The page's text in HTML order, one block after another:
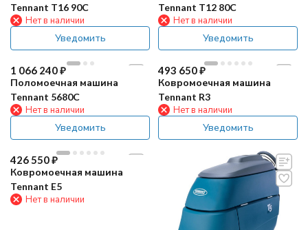
Tennant T16 90C
Нет в наличии
Уведомить
Tennant T12 80C
Нет в наличии
Уведомить
1 066 240₽
Поломоечная машина
Tennant 5680C
Нет в наличии
Уведомить
493 650₽
Ковромоечная машина
Tennant R3
Нет в наличии
Уведомить
426 550₽
Ковромоечная машина
Tennant E5
Нет в наличии